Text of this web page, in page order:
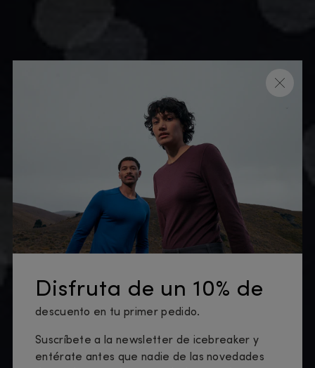
Disfruta de un 10% de
descuento en tu primer pedido.
Suscríbete a la newsletter de icebreaker y
entérate antes que nadie de las novedades